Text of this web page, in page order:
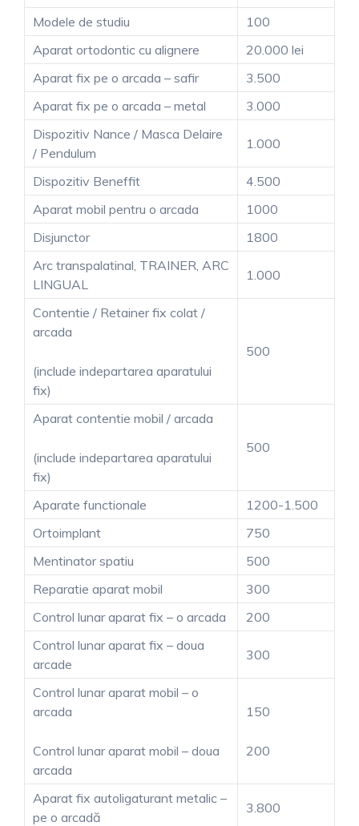
Modele de studiu
100
Aparat ortodontic cu alignere
20.000 lei
Aparat fix pe o arcada – safir
3.500
Aparat fix pe o arcada – metal
3.000
Dispozitiv Nance / Masca Delaire
/ Pendulum
1.000
Dispozitiv Beneffit
4.500
Aparat mobil pentru o arcada
1000
Disjunctor
1800
Arc transpalatinal, TRAINER, ARC
LINGUAL
1.000
Contentie / Retainer fix colat /
arcada
(include indepartarea aparatului
fix)
500
Aparat contentie mobil / arcada
(include indepartarea aparatului
fix)
500
Aparate functionale
1200-1.500
Ortoimplant
750
Mentinator spatiu
500
Reparatie aparat mobil
300
Control lunar aparat fix – o arcada
200
Control lunar aparat fix – doua
arcade
300
Control lunar aparat mobil – o
arcada
Control lunar aparat mobil – doua
arcada
150
200
Aparat fix autoligaturant metalic –
pe o arcadă
3.800